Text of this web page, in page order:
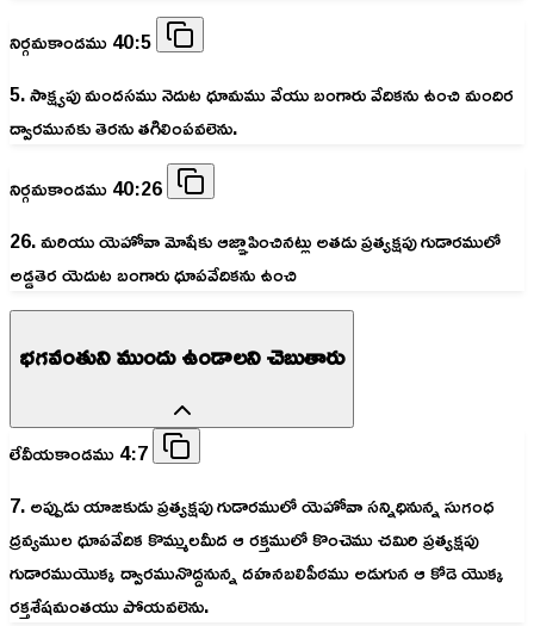
నిర్గమకాండము 40:5
5. సాక్ష్యపు మందసము నెదుట ధూమము వేయు బంగారు వేదికను ఉంచి మందిర
ద్వారమునకు తెరను తగిలింపవలెను.
నిర్గమకాండము 40:26
26. మరియు యెహోవా మోషేకు ఆజ్ఞాపించినట్లు అతడు ప్రత్యక్షపు గుడారములో
అడ్డతెర యెదుట బంగారు ధూపవేదికను ఉంచి
భగవంతుని ముందు ఉండాలని చెబుతారు
లేవీయకాండము 4:7
7. అప్పుడు యాజకుడు ప్రత్యక్షపు గుడారములో యెహోవా సన్నిధినున్న సుగంధ
ద్రవ్యముల ధూపవేదిక కొమ్ములమీద ఆ రక్తములో కొంచెము చమిరి ప్రత్యక్షపు
గుడారముయొక్క ద్వారమునొద్దనున్న దహనబలిపీఠము అడుగున ఆ కోడె యొక్క
రక్తశేషమంతయు పోయవలెను.